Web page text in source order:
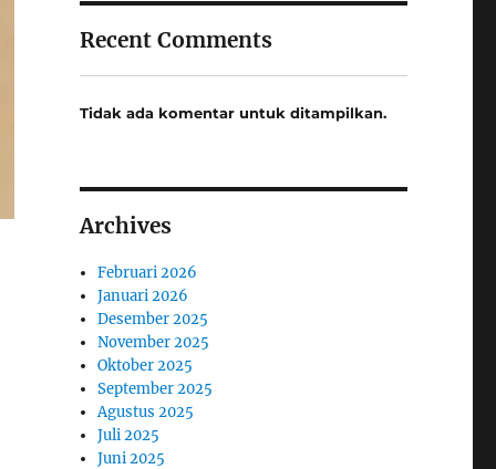
Recent Comments
Tidak ada komentar untuk ditampilkan.
Archives
Februari 2026
Januari 2026
Desember 2025
November 2025
Oktober 2025
September 2025
Agustus 2025
Juli 2025
Juni 2025